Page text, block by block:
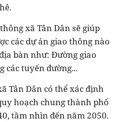
xã Tân Dân sẽ giúp
các dự án giao thông nào
bàn như: Đường giao
các tuyến đường...
Tân Dân có thể xác định
hoạch chung thành phố
tầm nhìn đến năm 2050.